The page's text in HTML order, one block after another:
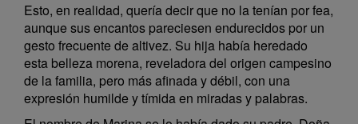
Esto, en realidad, quería decir que no la tenían por fea,
aunque sus encantos pareciesen endurecidos por un
gesto frecuente de altivez. Su hija había heredado
esta belleza morena, reveladora del origen campesino
de la familia, pero más afinada y débil, con una
expresión humilde y tímida en miradas y palabras.